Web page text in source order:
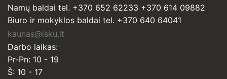
Namų baldai tel. +370 652 62233 +370 614 09882
Biuro ir mokyklos baldai tel. +370 640 64041
kaunas@isku.lt
Darbo laikas:
Pr-Pn: 10 - 19
Š: 10 - 17